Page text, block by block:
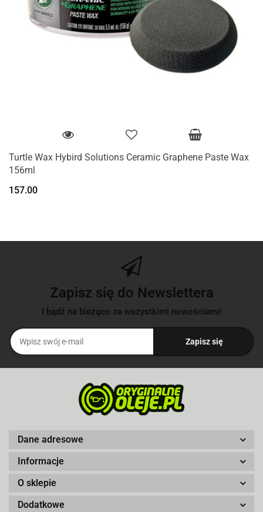
Turtle Wax Hybird Solutions Ceramic Graphene Paste Wax
156ml
157.00
Zapisz się do Newslettera
I bądź na bieżąco ze wszystkimi nowościami!
Dane adresowe
Informacje
O sklepie
Dodatkowe